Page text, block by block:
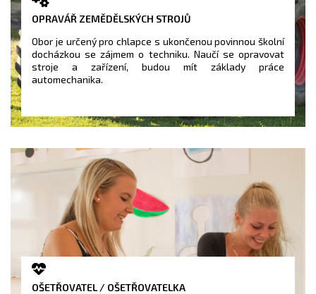
OPRAVÁŘ ZEMĚDĚLSKÝCH STROJŮ
Obor je určený pro chlapce s ukončenou povinnou školní
docházkou se zájmem o techniku. Naučí se opravovat
stroje a zařízení, budou mít základy práce
automechanika.
OŠETŘOVATEL / OŠETŘOVATELKA